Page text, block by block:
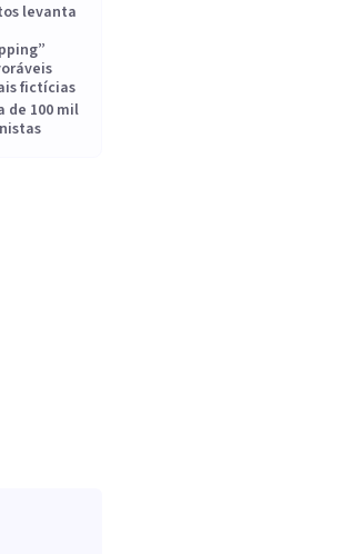
levanta
fictícias
de 100 mil